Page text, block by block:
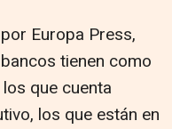
Europa Press,
tienen como
que cuenta
los que están en